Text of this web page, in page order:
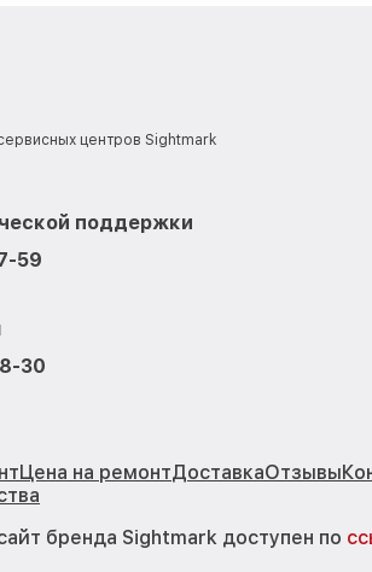
центров Sightmark
поддержки
59
30
Цена на ремонтДоставкаОтзывы
бренда Sightmark доступен по